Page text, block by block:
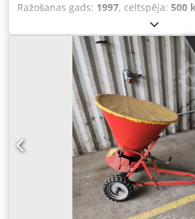
Ražošanas gads: 1997, celtspēja: 500
, Celtņa roka Tehniskais stāvoklis:
Rs Der